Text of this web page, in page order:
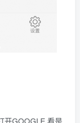
开GOOGLE 看是